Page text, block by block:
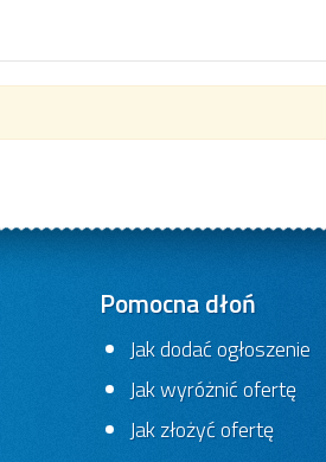
Pomocna dłoń
Jak dodać ogłoszenie
Jak wyróżnić ofertę
Jak złożyć ofertę